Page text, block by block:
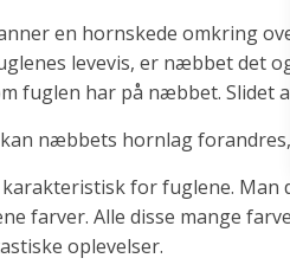
en hornskede omkring
levevis, er næbbet det
fuglen har på næbbet. Slidet
næbbets hornlag
karakteristisk for fuglene.
farver. Alle disse mange
oplevelser.